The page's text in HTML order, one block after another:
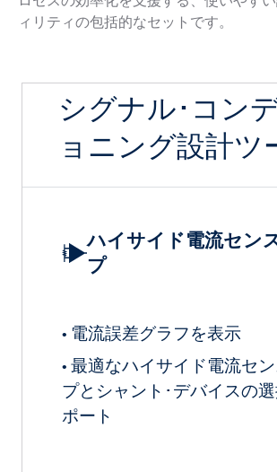
ィリティの包括的なセットです。
シグナル･コン
ョニング設計ツ
ハイサイド電流セン
プ
• 電流誤差グラフを表示
• 最適なハイサイド電流セ
プとシャント･デバイスの
ポート